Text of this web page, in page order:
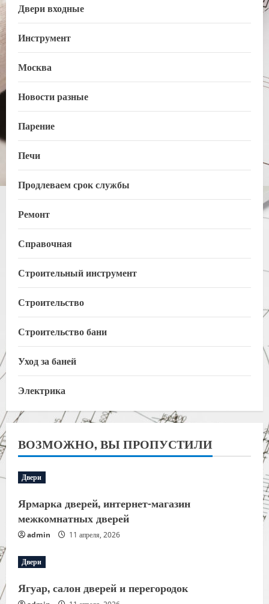
Двери входные
Инструмент
Москва
Новости разные
Парение
Печи
Продлеваем срок службы
Ремонт
Справочная
Строительный инструмент
Строительство
Строительство бани
Уход за баней
Электрика
ВОЗМОЖНО, ВЫ ПРОПУСТИЛИ
Двери
Ярмарка дверей, интернет-магазин
межкомнатных дверей
admin 11 апреля, 2026
Двери
Ягуар, салон дверей и перегородок